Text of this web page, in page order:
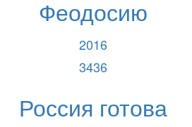
Феодосию
2016
3436
Россия готова